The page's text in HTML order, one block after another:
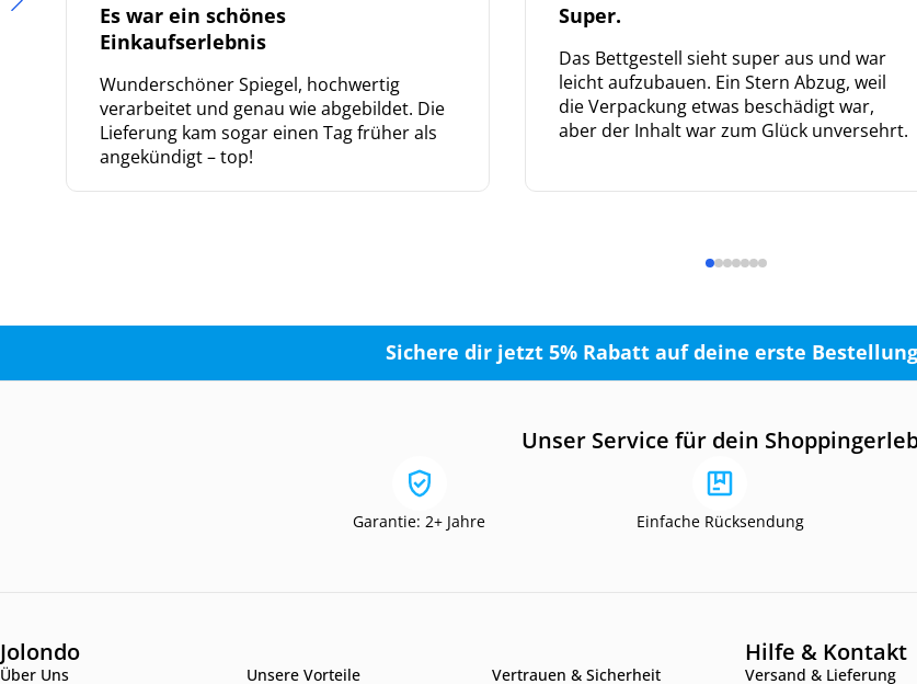
Es war ein schönes
Einkaufserlebnis
Wunderschöner Spiegel, hochwertig
verarbeitet und genau wie abgebildet. Die
Lieferung kam sogar einen Tag früher als
angekündigt – top!
Super.
Das Bettgestell sieht super aus und war
leicht aufzubauen. Ein Stern Abzug, weil
die Verpackung etwas beschädigt war,
aber der Inhalt war zum Glück unversehrt.
Sichere dir jetzt 5% Rabatt auf deine erste
Unser Service für dein
Garantie: 2+ Jahre Einfache Rücksendung
Jolondo
Über Uns Unsere Vorteile Vertrauen & Sicherheit
Hilfe & Kontakt
Versand & Lieferung
Weitere Informationen darüber, wie wir Ihre Daten für